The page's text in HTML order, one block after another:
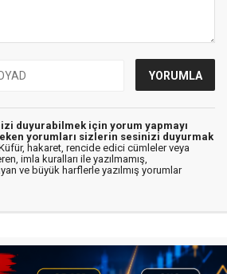
duyurabilmek için yorum yapmayı
yorumları sizlerin sesinizi duyurmak
hakaret, rencide edici cümleler veya
imla kuralları ile yazılmamış,
ve büyük harflerle yazılmış yorumlar